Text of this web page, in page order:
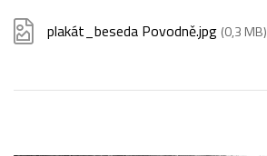
plakát_beseda Povodně.jpg (0,3 MB)